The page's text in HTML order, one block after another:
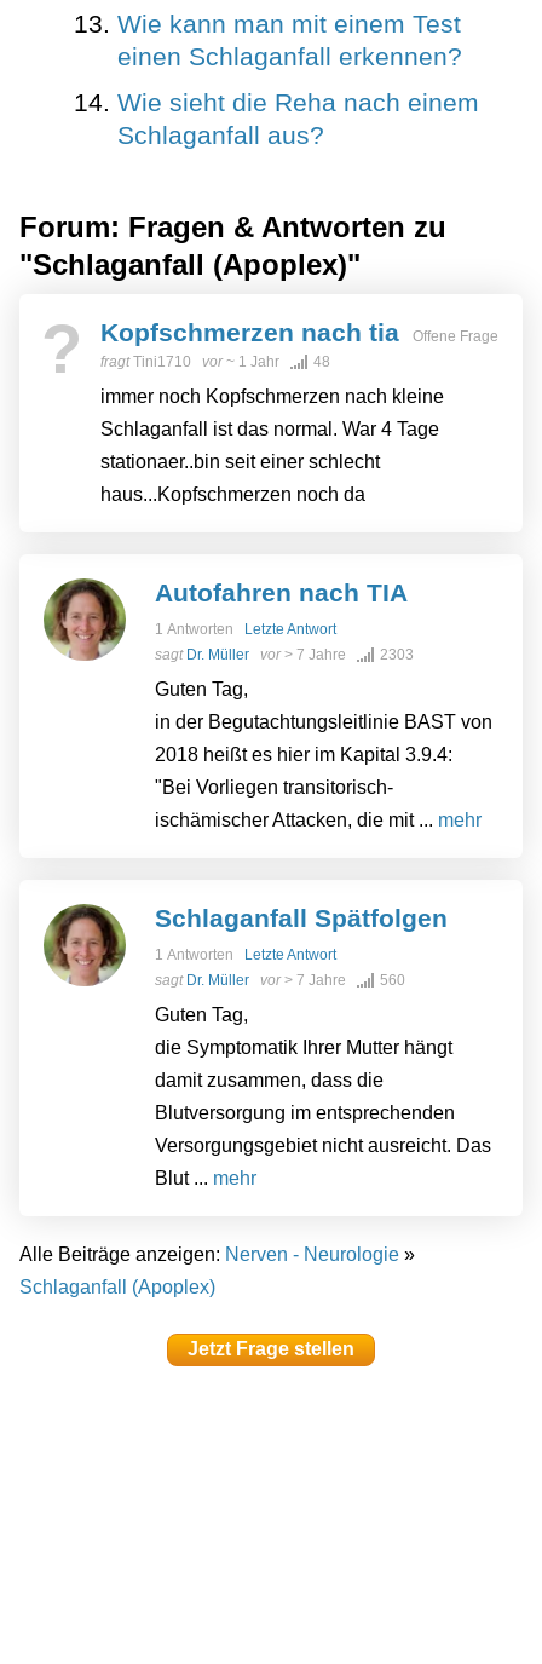
Wie kann man mit einem Test
einen Schlaganfall erkennen?
Wie sieht die Reha nach einem
Schlaganfall aus?
Forum: Fragen & Antworten zu
"Schlaganfall (Apoplex)"
? Kopfschmerzen nach tia
Offene Frage
fragtTini1710 vor~ 1 Jahr 48
immer noch Kopfschmerzen nach kleine
Schlaganfall ist das normal. War 4 Tage
stationaer..bin seit einer schlecht
haus...Kopfschmerzen noch da
Autofahren nach TIA
1 Antworten
Letzte Antwort
sagt Dr. Müller vor> 7 Jahre 2303
Guten Tag,
in der Begutachtungsleitlinie BAST von
2018 heißt es hier im Kapital 3.9.4:
"Bei Vorliegen transitorisch-
ischämischer Attacken, die mit ... mehr
Schlaganfall Spätfolgen
1 Antworten
Letzte Antwort
sagt Dr. Müller vor> 7 Jahre 560
Guten Tag,
die Symptomatik Ihrer Mutter hängt
damit zusammen, dass die
Blutversorgung im entsprechenden
Versorgungsgebiet nicht ausreicht. Das
Blut ... mehr
Alle Beiträge anzeigen: Nerven - Neurologie »
Schlaganfall (Apoplex)
Jetzt Frage stellen